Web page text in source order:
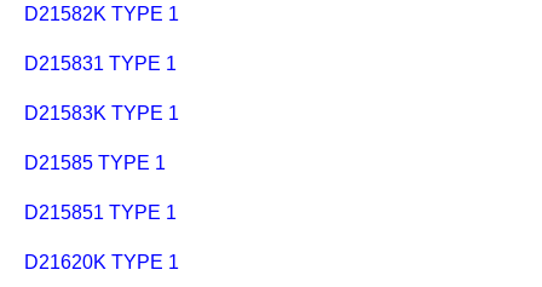
D21582K TYPE 1
D215831 TYPE 1
D21583K TYPE 1
D21585 TYPE 1
D215851 TYPE 1
D21620K TYPE 1